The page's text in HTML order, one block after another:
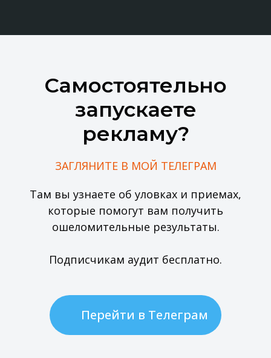
Самостоятельно
запускаете
рекламу?
ЗАГЛЯНИТЕ В МОЙ ТЕЛЕГРАМ
Там вы узнаете об уловках и приемах,
которые помогут вам получить
ошеломительные результаты.
Подписчикам аудит бесплатно.
Перейти в Телеграм